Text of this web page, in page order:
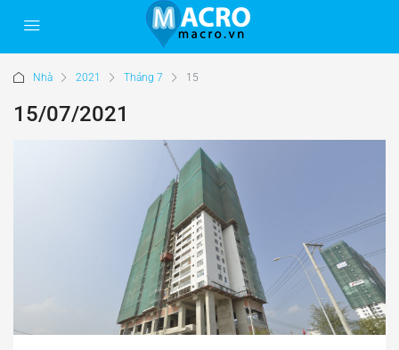
Nhà 2021 Tháng 7 15
15/07/2021